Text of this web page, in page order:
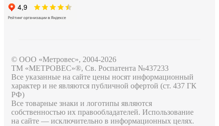
© ООО «Метровес», 2004-2026
ТМ «МЕТРОВЕС»®, Св. Роспатента №4​3​7​2​3​3
Все указанные на сайте цены носят информационный
характер и не являются публичной офертой (ст. 437 ГК
РФ)
Все товарные знаки и логотипы являются
собственностью их правообладателей. Использование
на сайте — исключительно в информационных целях.